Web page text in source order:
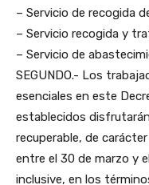
– Servicio de recogida
– Servicio recogida y
– Servicio de
SEGUNDO.- Los
esenciales en este
establecidos
recuperable, de
entre el 30 de marzo y
inclusive, en los